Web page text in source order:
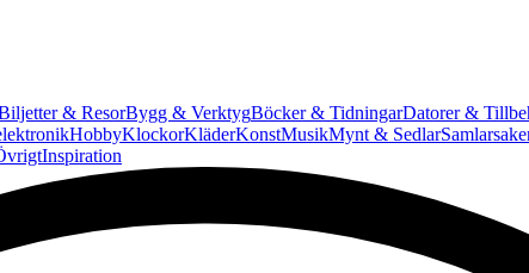
& ResorBygg & VerktygBöcker & TidningarDatorer &
HobbyKlockorKläderKonstMusikMynt & Sedlar
Inspiration